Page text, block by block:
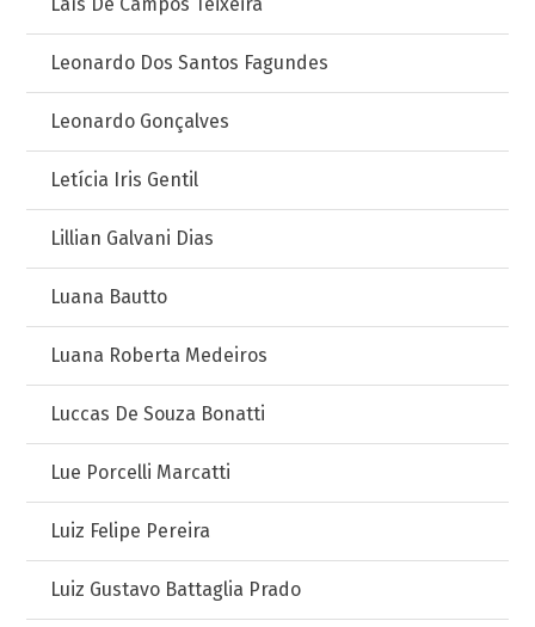
Leonardo Dos Santos Fagundes
Leonardo Gonçalves
Letícia Iris Gentil
Lillian Galvani Dias
Luana Bautto
Luana Roberta Medeiros
Luccas De Souza Bonatti
Lue Porcelli Marcatti
Luiz Felipe Pereira
Luiz Gustavo Battaglia Prado